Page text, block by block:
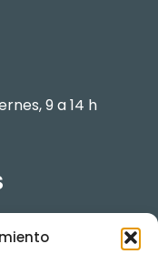
9 a 14 h
605 834 045
948 368 156